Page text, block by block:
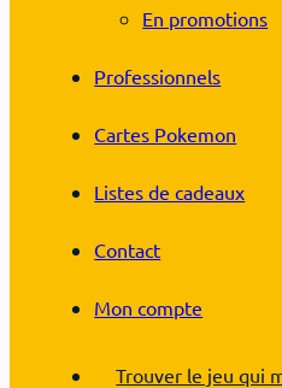
En promotions
Professionnels
Cartes Pokemon
Listes de cadeaux
Contact
Mon compte
Trouver le jeu qui